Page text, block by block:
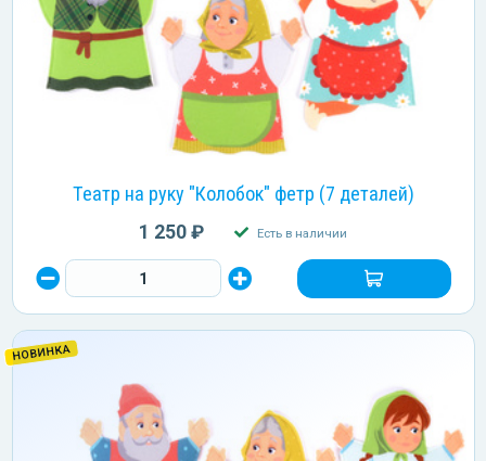
Театр на руку "Колобок" фетр (7 деталей)
1 250 ₽ Есть в наличии
НОВИНКА